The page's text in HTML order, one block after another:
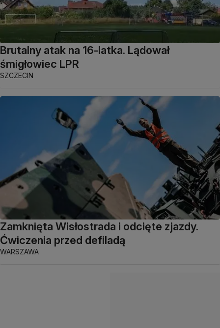
Brutalny atak na 16-latka. Lądował
śmigłowiec LPR
SZCZECIN
Zamknięta Wisłostrada i odcięte zjazdy.
Ćwiczenia przed defiladą
WARSZAWA